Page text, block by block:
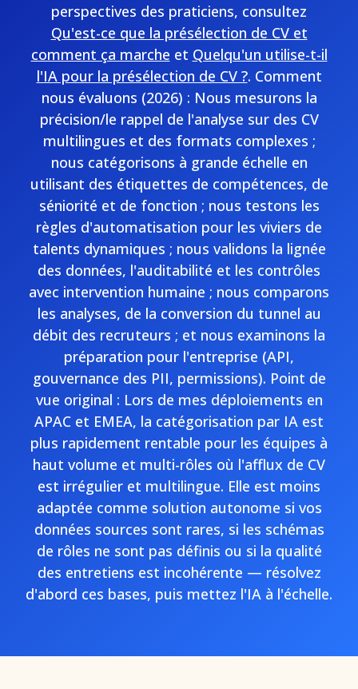
perspectives des praticiens, consultez
Qu'est-ce que la présélection de CV et
comment ça marche et Quelqu'un utilise-t-il
l'IA pour la présélection de CV ?. Comment
nous évaluons (2026) : Nous mesurons la
précision/le rappel de l'analyse sur des CV
multilingues et des formats complexes ;
nous catégorisons à grande échelle en
utilisant des étiquettes de compétences, de
séniorité et de fonction ; nous testons les
règles d'automatisation pour les viviers de
talents dynamiques ; nous validons la lignée
des données, l'auditabilité et les contrôles
avec intervention humaine ; nous comparons
les analyses, de la conversion du tunnel au
débit des recruteurs ; et nous examinons la
préparation pour l'entreprise (API,
gouvernance des PII, permissions). Point de
vue original : Lors de mes déploiements en
APAC et EMEA, la catégorisation par IA est
plus rapidement rentable pour les équipes à
haut volume et multi-rôles où l'afflux de CV
est irrégulier et multilingue. Elle est moins
adaptée comme solution autonome si vos
données sources sont rares, si les schémas
de rôles ne sont pas définis ou si la qualité
des entretiens est incohérente — résolvez
d'abord ces bases, puis mettez l'IA à l'échelle.